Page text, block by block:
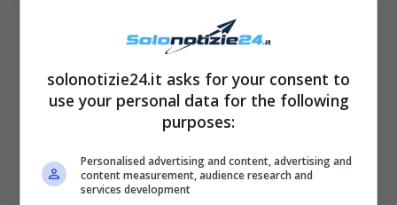
Ma il frontman deiManeskin non ha
intenzione di cambiare la sua immagine per
compiacere gli altri, e la sua bellezza sta
proprio in questa ribellione autentica nei
solonotizie24.it asks for your consent to
use your personal data for the following
purposes:
Personalised advertising and content, advertising and
content measurement, audience research and
services development